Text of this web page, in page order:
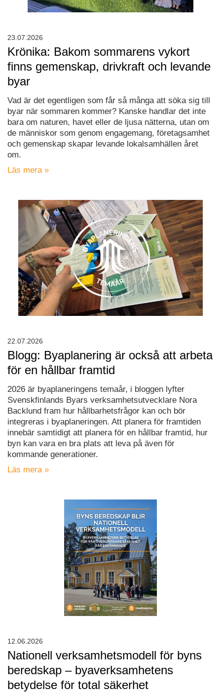
Krönika: Bakom sommarens vykort
finns gemenskap, drivkraft och levande
byar
Vad är det egentligen som får så många att söka sig till
byar när sommaren kommer? Kanske handlar det inte
bara om naturen, havet eller de ljusa nätterna, utan om
de människor som genom engagemang, företagsamhet
och gemenskap skapar levande lokalsamhällen året
om.
Läs mera »
23.07.2026
Blogg: Byaplanering är också att arbeta
för en hållbar framtid
2026 är byaplaneringens temaår, i bloggen lyfter
Svenskfinlands Byars verksamhetsutvecklare Nora
Backlund fram hur hållbarhetsfrågor kan och bör
integreras i byaplaneringen. Att planera för framtiden
innebär samtidigt att planera för en hållbar framtid, hur
byn kan vara en bra plats att leva på även för
kommande generationer.
Läs mera »
22.07.2026
Nationell verksamhetsmodell för byns
beredskap – byaverksamhetens
betydelse för total säkerhet
12.06.2026